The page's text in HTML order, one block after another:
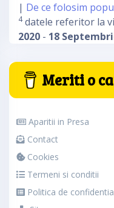
| De ce folosim
4datele referitor la
2020 - 18
Meriti o
Aparitii in Presa
Contact
Cookies
Termeni si conditii
Politica de